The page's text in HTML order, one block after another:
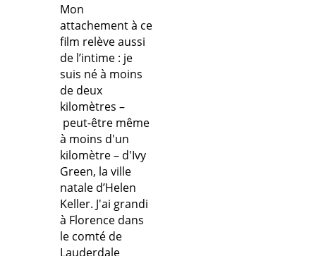
Mon
attachement à ce
film relève aussi
de l’intime : je
suis né à moins
de deux
kilomètres –
peut-être même
à moins d'un
kilomètre – d'Ivy
Green, la ville
natale d’Helen
Keller. J'ai grandi
à Florence dans
le comté de
Lauderdale